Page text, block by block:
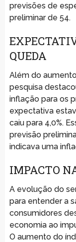
previsões de
preliminar de 54.
QUEDA
Além do
pesquisa
inflação para os
expectativa
caiu para 4,0%.
previsão
indicava uma
IMPACTO
A evolução do
para entender a
consumidores
economia ao
O aumento do